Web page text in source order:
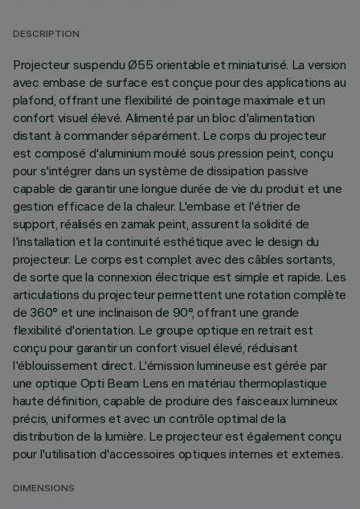
DESCRIPTION
Projecteur suspendu Ø55 orientable et miniaturisé. La version
avec embase de surface est conçue pour des applications au
plafond, offrant une flexibilité de pointage maximale et un
confort visuel élevé. Alimenté par un bloc d'alimentation
distant à commander séparément. Le corps du projecteur
est composé d'aluminium moulé sous pression peint, conçu
pour s'intégrer dans un système de dissipation passive
capable de garantir une longue durée de vie du produit et une
gestion efficace de la chaleur. L'embase et l'étrier de
support, réalisés en zamak peint, assurent la solidité de
l'installation et la continuité esthétique avec le design du
projecteur. Le corps est complet avec des câbles sortants,
de sorte que la connexion électrique est simple et rapide. Les
articulations du projecteur permettent une rotation complète
de 360° et une inclinaison de 90°, offrant une grande
flexibilité d'orientation. Le groupe optique en retrait est
conçu pour garantir un confort visuel élevé, réduisant
l'éblouissement direct. L'émission lumineuse est gérée par
une optique Opti Beam Lens en matériau thermoplastique
haute définition, capable de produire des faisceaux lumineux
précis, uniformes et avec un contrôle optimal de la
distribution de la lumière. Le projecteur est également conçu
pour l'utilisation d'accessoires optiques internes et externes.
DIMENSIONS